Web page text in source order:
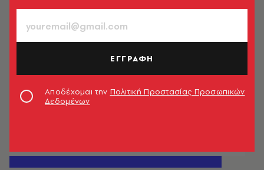
ΕΓΓΡΑΦΗ
Αποδέχομαι την Πολιτική Προστασίας Προσωπικών
Δεδομένων